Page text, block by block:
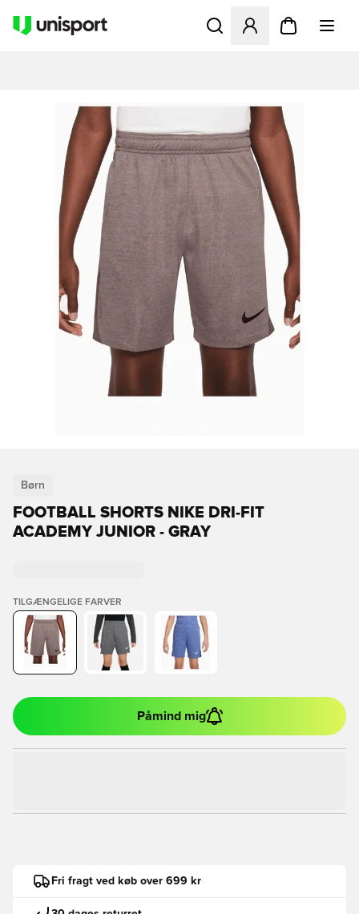
Åbner en Modal til at
Børn
FOOTBALL SHORTS NIKE DRI-FIT
ACADEMY JUNIOR - GRAY
TILGÆNGELIGE FARVER
Påmind mig
Fri fragt ved køb over 699 kr